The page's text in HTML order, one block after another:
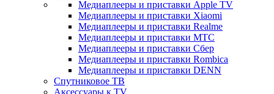
Медиаплееры и приставки Apple TV
Медиаплееры и приставки Xiaomi
Медиаплееры и приставки Realme
Медиаплееры и приставки МТС
Медиаплееры и приставки Сбер
Медиаплееры и приставки Rombica
Медиаплееры и приставки DENN
Спутниковое ТВ
Аксессуары к TV